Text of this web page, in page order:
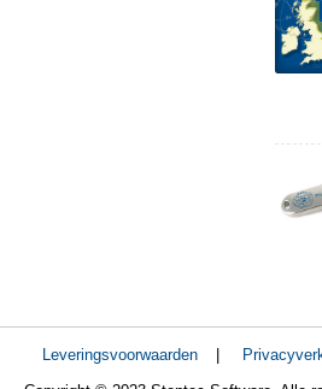
Leveringsvoorwaarden